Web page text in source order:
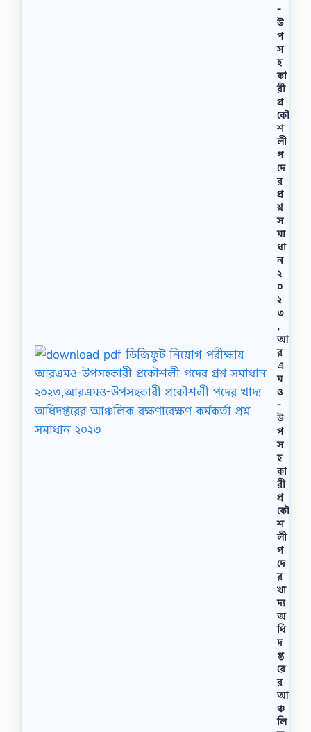
-
উ
প
স
হ
কা
রী
প্র
কৌ
শ
লী
প
দে
র
প্র
শ্ন
স
মা
ধা
ন
২
০
২
৩
,
আ
র
এ
ম
ও
-
উ
প
স
হ
কা
রী
প্র
কৌ
শ
লী
প
দে
র
খা
দ্য
অ
ধি
দ
প্ত
রে
র
আ
ঞ্চ
লি